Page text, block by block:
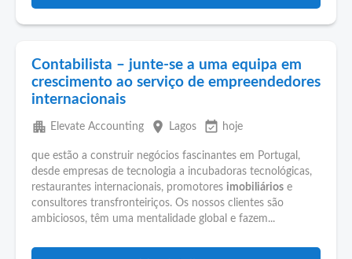
Contabilista – junte-se a uma equipa em
crescimento ao serviço de empreendedores
internacionais
apartment Elevate Accounting place Lagos event_available hoje
que estão a construir negócios fascinantes em Portugal,
desde empresas de tecnologia a incubadoras tecnológicas,
restaurantes internacionais, promotores imobiliários e
consultores transfronteiriços. Os nossos clientes são
ambiciosos, têm uma mentalidade global e fazem...